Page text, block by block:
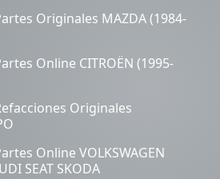
Originales MAZDA (1984-
Online CITROËN (1995-
Originales
Online VOLKSWAGEN
SEAT SKODA